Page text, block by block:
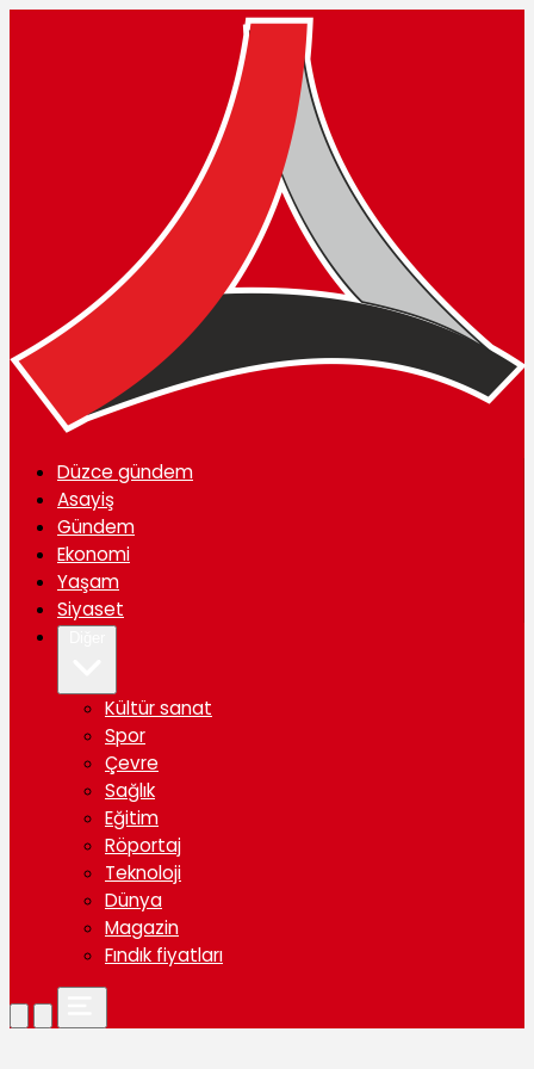
Düzce gündem
Asayiş
Gündem
Ekonomi
Yaşam
Siyaset
Kültür sanat
Spor
Çevre
Sağlık
Eğitim
Röportaj
Teknoloji
Dünya
Magazin
Fındık fiyatları